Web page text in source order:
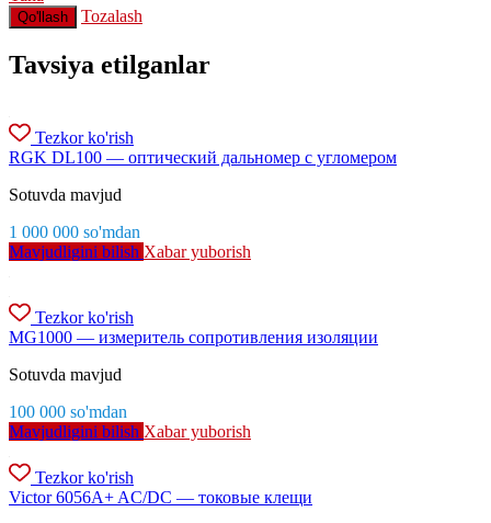
Qo'llash Tozalash
Tavsiya etilganlar
Tezkor ko'rish
RGK DL100 — оптический дальномер с угломером
Sotuvda mavjud
1 000 000 so'mdan
Mavjudligini bilish Xabar yuborish
Tezkor ko'rish
MG1000 — измеритель сопротивления изоляции
Sotuvda mavjud
100 000 so'mdan
Mavjudligini bilish Xabar yuborish
Tezkor ko'rish
Victor 6056A+ AC/DC — токовые клещи